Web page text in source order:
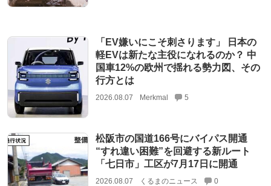
「EV嫌いにこそ刺さります」 日本の
軽EVは新たな主役になれるのか？ 中
国車12%の欧州で揺れる勢力図、その
行方とは
2026.08.07 Merkmal 5
松阪市の国道166号にバイパス開通
“すれ違い困難”を回避する新ルート
「七日市」工区が7月17日に開通
2026.08.07 くるまのニュース 0